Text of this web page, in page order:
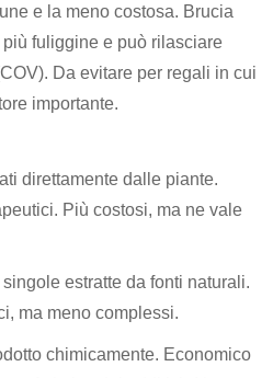
e la meno costosa. Brucia
fuliggine e può rilasciare
Da evitare per regali in cui
importante.
direttamente dalle piante.
Più costosi, ma ne vale
estratte da fonti naturali.
ma meno complessi.
chimicamente. Economico